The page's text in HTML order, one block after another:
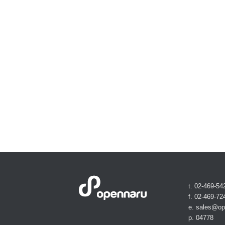
t. 02-469-
f. 02-469-
e.
p. 04778